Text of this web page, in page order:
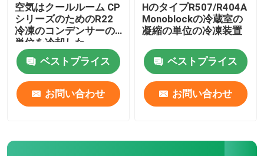
空気はクールルーム CP
シリーズのためのR22
冷凍のコンデンサーの
単位を冷却した
ベストプライス
お問い合わせ
HのタイプR507/R404A
Monoblockの冷蔵室の
凝縮の単位の冷凍装置
ベストプライス
お問い合わせ